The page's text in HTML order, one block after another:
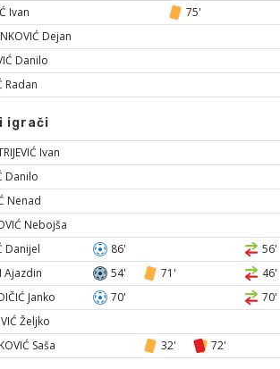
Ivan 75'
Dejan
Danilo
Radan
igrači
Ivan
Danilo
Nenad
Nebojša
Danijel 86' 56'
Ajazdin 54' 71' 46'
Janko 70' 70'
Željko
Saša 32' 72'